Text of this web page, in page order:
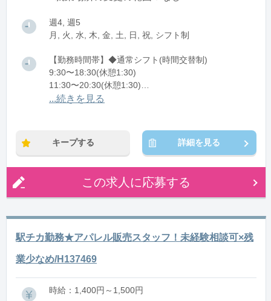
週4, 週5
月, 火, 水, 木, 金, 土, 日, 祝, シフト制
【勤務時間帯】◆通常シフト(時間交替制)
9:30〜18:30(休憩1:30)
11:30〜20:30(休憩1:30)
12:30〜21:30(休憩1:30)
...続きを見る
キープする 詳細を見る
この求人に応募する
駅チカ勤務★アパレル販売スタッフ！未経験相談可×残
業少なめ/H137469
時給：1,400円～1,500円